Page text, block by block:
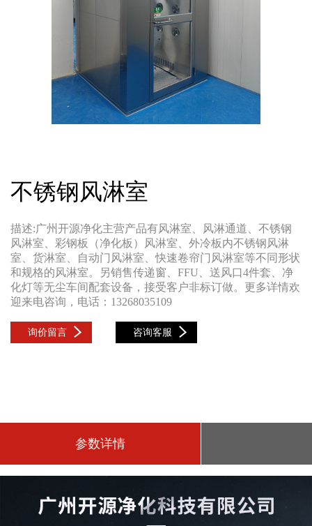
不锈钢风淋室
描述:广州开源净化主营产品有风淋室、风淋通道、不锈钢
风淋室、彩钢板（净化板）风淋室、外冷板内不锈钢风淋
室、货淋室、自动门风淋室、快速卷帘门风淋室等不同形状
和规格的风淋室。另销售传递窗、FFU、送风口4件套、净
化灯等无尘车间配套设备，接受客户非标订做。更多详情欢
迎来电咨询，电话：13268035109
询价留言 咨询客服
参数详情